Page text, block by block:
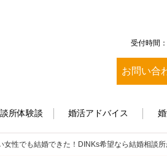
受付時間
お問い合
所体験談 婚活アドバイス
女性でも結婚できた！DINKs希望なら結婚相談